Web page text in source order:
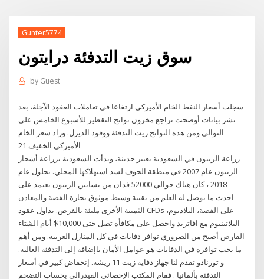
Gunter5774
سوق زيت التدفئة درايتون
by Guest
سجلت أسعار النفط الخام الأميركي ارتفاعا في تعاملات العقود الآجلة، بعد
نشر بيانات أوضحت تراجع مخزون نواتج التقطير للأسبوع الخامس على
التوالي ومن هذه النواتج زيت التدفئة ووقود الديزل. وزاد سعر الخام
الأميركي الخفيف 21
زراعة الزيتون في السعودية تعتبر حديثة، وبدأت السعودية بزراعة أشجار
الزيتون عام 2007 في منطقة الجوف لسد استهلاكها المحلي. بحلول عام
2018 ، كان هناك حوالي 52000 فدان من بساتين الزيتون تعتمد على
احدث ما توصل له العلم من تقنية وسيط موثوق تجارة الفضة والمعادن
الثمينة الأخرى مليئة بالفرص. تداول عقود CFDs على الفضة، البلاديوم،
البلاتينيوم مع افاتريد واحصل على مكافأة تصل حتى 10,000$ أيام الشتاء
القارص أصبح من الضروري توافر دفايات في كل المنازل العربية. ومن أهم
ما يجب توافره في الدفايات هو عوامل الأمان باإضافة إلى التدفئة العالية.
و تورنادو تقدم لنا جهاز دفاية زيت 11 ريشة. إنخفاض كبير في أسعار
التدفئة بألمانيا . فقام المكتب الإحصائي الفيدرالي بحساب التضخم